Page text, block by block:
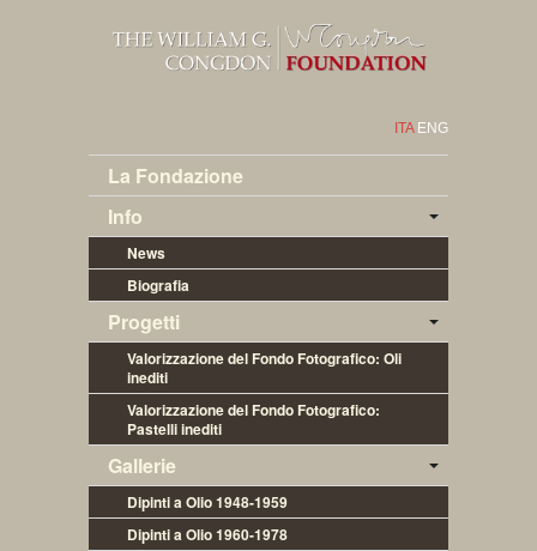
ITA ENG
La Fondazione
Info
News
Biografia
Progetti
Valorizzazione del Fondo Fotografico: Oli
inediti
Valorizzazione del Fondo Fotografico:
Pastelli inediti
Gallerie
Dipinti a Olio 1948-1959
Dipinti a Olio 1960-1978